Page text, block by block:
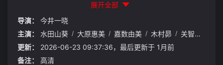
展开全部
导演：
今井一晓
主演：
水田山葵 / 大原惠美 / 嘉数由美 / 木村昴 / 关智一
更新：
2026-06-23 09:37:36，最后更新于 1月前
备注：
高清